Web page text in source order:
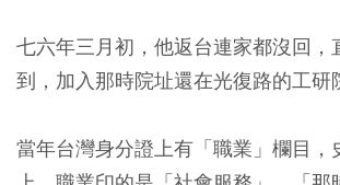
七六年三月初，他返台連家都沒回，
到，加入那時院址還在光復路的工研
當年台灣身分證上有「職業」欄目，